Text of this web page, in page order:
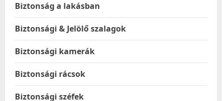
Biztonság a lakásban
Biztonsági & Jelölő szalagok
Biztonsági kamerák
Biztonsági rácsok
Biztonsági széfek